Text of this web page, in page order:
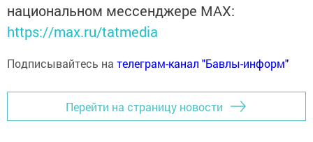
национальном мессенджере MАХ:
https://max.ru/tatmedia
Подписывайтесь на телеграм-канал "Бавлы-информ"
Перейти на страницу новости